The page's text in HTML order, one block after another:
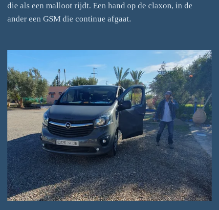
die als een malloot rijdt. Een hand op de claxon, in de
ander een GSM die continue afgaat.